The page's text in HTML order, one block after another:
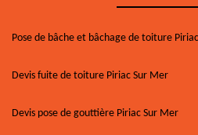
Pose de bâche et bâchage de toiture
Devis fuite de toiture Piriac Sur Mer
Devis pose de gouttière Piriac Sur Mer